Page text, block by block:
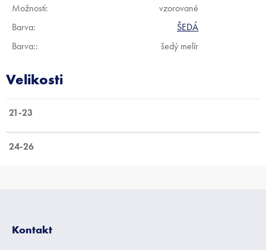
Možnosti:
vzorované
Barva:
ŠEDÁ
Barva:: šedý melír
21-23
24-26
Kontakt